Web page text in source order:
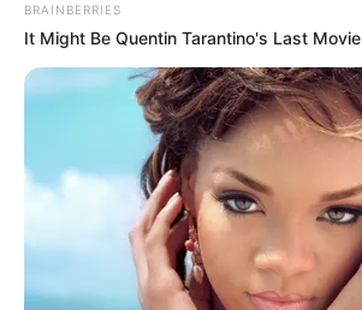
BRAINBERRIES
It Might Be Quentin Tarantino's Last Movie